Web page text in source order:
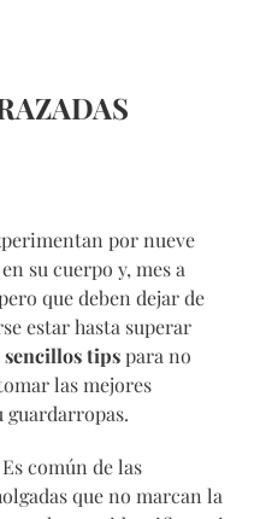
por nueve
en su cuerpo y, mes a
que deben dejar de
estar hasta superar
sencillos tipspara no
las mejores
guardarropas.
común de las
que no marcan la